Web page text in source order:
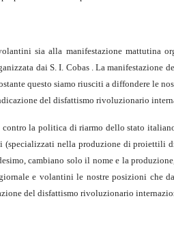
sia alla manifestazione mattutina
dai S. I. Cobas . La manifestazione
questo siamo riusciti a diffondere le
del disfattismo rivoluzionario
la politica di riarmo dello stato
(specializzati nella produzione di proiettili
cambiano solo il nome e la
e volantini le nostre posizioni che
del disfattismo rivoluzionario